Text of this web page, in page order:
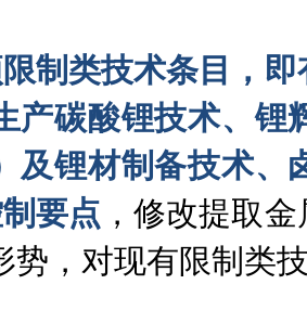
制类技术条目，
产碳酸锂技术、锂
及锂材制备技术、
要点 ，修改提取
势，对现有限制类